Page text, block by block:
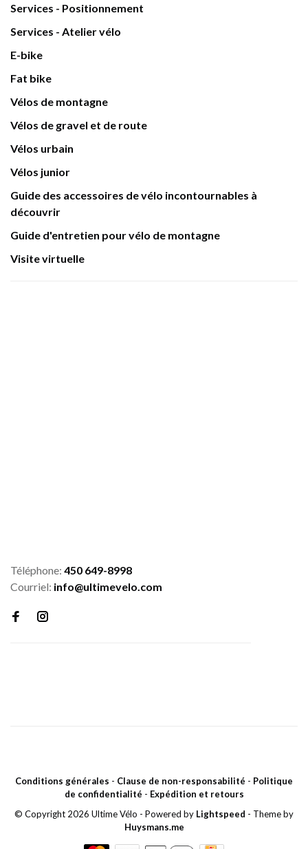
Services - Positionnement
Services - Atelier vélo
E-bike
Fat bike
Vélos de montagne
Vélos de gravel et de route
Vélos urbain
Vélos junior
Guide des accessoires de vélo incontournables à
découvrir
Guide d'entretien pour vélo de montagne
Visite virtuelle
Téléphone: 450 649-8998
Courriel: info@ultimevelo.com
Conditions générales - Clause de non-responsabilité - Politique
de confidentialité - Expédition et retours
© Copyright 2026 Ultime Vélo - Powered by Lightspeed - Theme by
Huysmans.me